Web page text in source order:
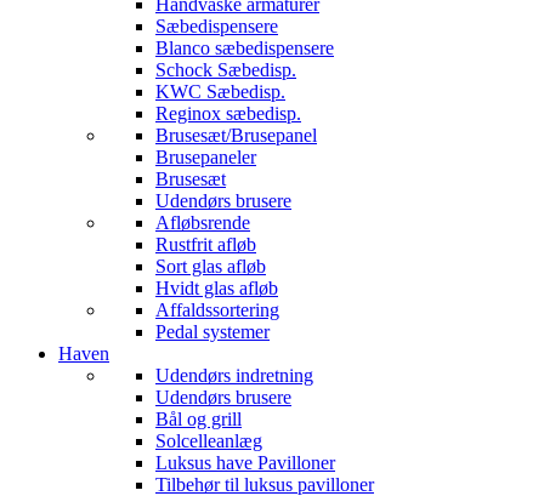
Håndvaske armaturer
Sæbedispensere
Blanco sæbedispensere
Schock Sæbedisp.
KWC Sæbedisp.
Reginox sæbedisp.
Brusesæt/Brusepanel
Brusepaneler
Brusesæt
Udendørs brusere
Afløbsrende
Rustfrit afløb
Sort glas afløb
Hvidt glas afløb
Affaldssortering
Pedal systemer
Haven
Udendørs indretning
Udendørs brusere
Bål og grill
Solcelleanlæg
Luksus have Pavilloner
Tilbehør til luksus pavilloner